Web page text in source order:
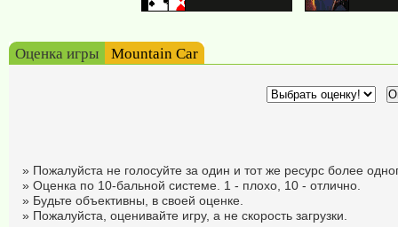
Оценка игры Mountain Car
» Пожалуйста не голосуйте за один и тот же ресурс более
» Оценка по 10-бальной системе. 1 - плохо, 10 - отлично.
» Будьте объективны, в своей оценке.
» Пожалуйста, оценивайте игру, а не скорость загрузки.